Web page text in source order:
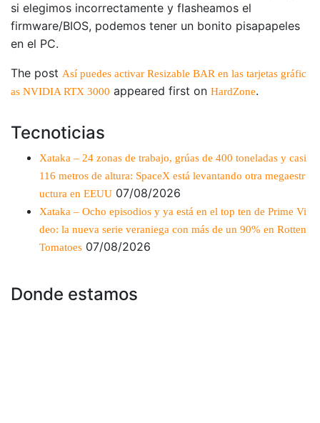
si elegimos incorrectamente y flasheamos el
firmware/BIOS, podemos tener un bonito pisapapeles
en el PC.
The post Así puedes activar Resizable BAR en las tarjetas gráfic
as NVIDIA RTX 3000 appeared first on HardZone.
Tecnoticias
Xataka – 24 zonas de trabajo, grúas de 400 toneladas y casi
116 metros de altura: SpaceX está levantando otra megaestr
uctura en EEUU 07/08/2026
Xataka – Ocho episodios y ya está en el top ten de Prime Vi
deo: la nueva serie veraniega con más de un 90% en Rotten
Tomatoes 07/08/2026
Donde estamos